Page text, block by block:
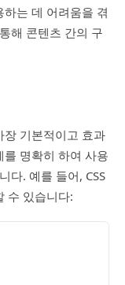
는 데 어려움을 겪
해 콘텐츠 간의 구
장 기본적이고 효과
명확히 하여 사용
다. 예를 들어, CSS
수 있습니다: